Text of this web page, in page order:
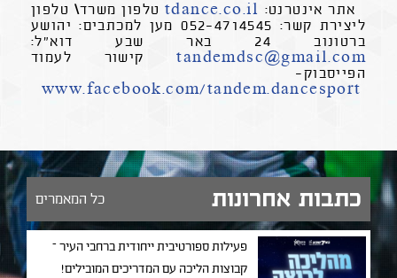
אתר אינטרנט: tdance.co.ilטלפון משרד\ טלפון
ליצירת קשר: 052-4714545 מען למכתבים: יהושע
ברטונוב 24 באר שבע דוא"ל:
tandemdsc@gmail.comקישור לעמוד
הפייסבוק-
www.facebook.com/tandem.dancesport
כתבות אחרונות כל המאמרים
פעילות ספורטיבית ייחודית ברחבי העיר –
קבוצות הליכה עם המדריכים המובילים!